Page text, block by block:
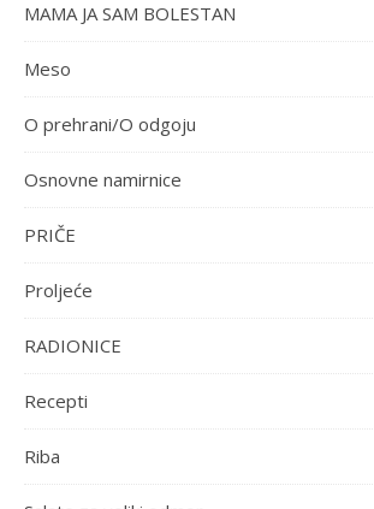
MAMA JA SAM BOLESTAN
Meso
O prehrani/O odgoju
Osnovne namirnice
PRIČE
Proljeće
RADIONICE
Recepti
Riba